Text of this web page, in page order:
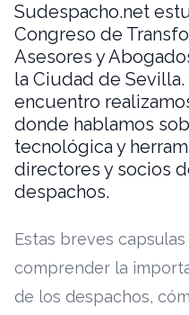
Sudespacho.net
Congreso de
Asesores y
la Ciudad de
encuentro
donde hablamos
tecnológica y
directores y socios
despachos.
Estas breves
comprender la
de los despachos,